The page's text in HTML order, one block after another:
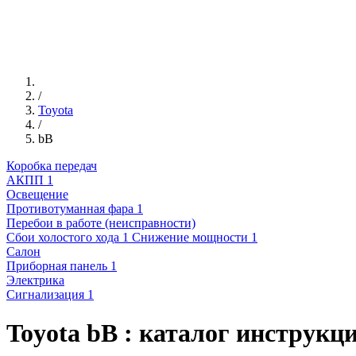
/
Toyota
/
bB
Коробка передач
АКПП 1
Освещение
Противотуманная фара 1
Перебои в работе (неисправности)
Сбои холостого хода 1 Снижение мощности 1
Салон
Приборная панель 1
Электрика
Сигнализация 1
Toyota bB : каталог